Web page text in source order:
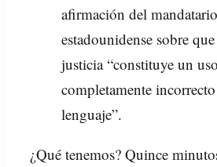
afirmación del mandatario
estadounidense sobre
justicia “constituye un uso
completamente
lenguaje”.
¿Qué tenemos? Quince